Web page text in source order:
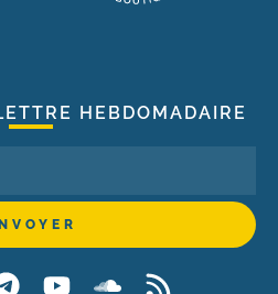
HEBDOMADAIRE